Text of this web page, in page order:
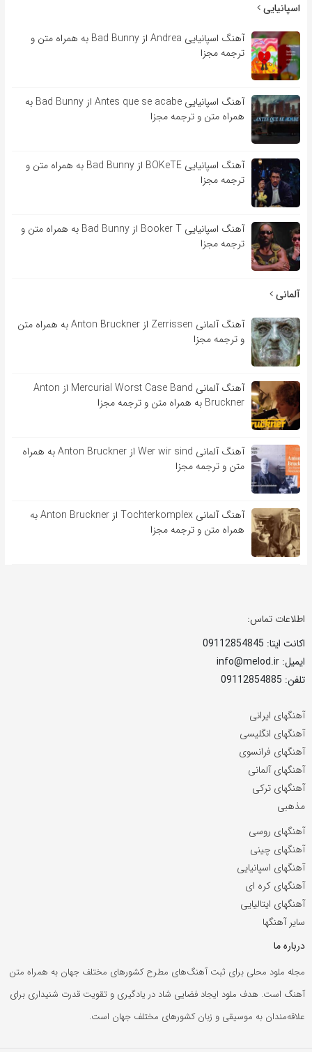
اسپانیایی
آهنگ اسپانیایی Andrea از Bad Bunny به همراه متن و
ترجمه مجزا
آهنگ اسپانیایی Antes que se acabe از Bad Bunny به
همراه متن و ترجمه مجزا
آهنگ اسپانیایی BOKeTE از Bad Bunny به همراه متن و
ترجمه مجزا
آهنگ اسپانیایی Booker T از Bad Bunny به همراه متن و
ترجمه مجزا
آلمانی
آهنگ آلمانی Zerrissen از Anton Bruckner به همراه متن
و ترجمه مجزا
آهنگ آلمانی Mercurial Worst Case Band از Anton
Bruckner به همراه متن و ترجمه مجزا
آهنگ آلمانی Wer wir sind از Anton Bruckner به همراه
متن و ترجمه مجزا
آهنگ آلمانی Tochterkomplex از Anton Bruckner به
همراه متن و ترجمه مجزا
اطلاعات تماس:
اکانت ایتا: 09112854845
ایمیل: info@melod.ir
تلفن: 09112854885
آهنگهای ایرانی
آهنگهای انگلیسی
آهنگهای فرانسوی
آهنگهای آلمانی
آهنگهای ترکی
مذهبی
آهنگهای روسی
آهنگهای چینی
آهنگهای اسپانیایی
آهنگهای کره ای
آهنگهای ایتالیایی
سایر آهنگها
درباره ما
مجله ملود محلی برای ثبت آهنگ‌های مطرح کشورهای مختلف جهان به همراه متن
آهنگ است. هدف ملود ایجاد فضایی شاد در یادگیری و تقویت قدرت شنیداری برای
علاقه‌مندان به موسیقی و زبان کشورهای مختلف جهان است.